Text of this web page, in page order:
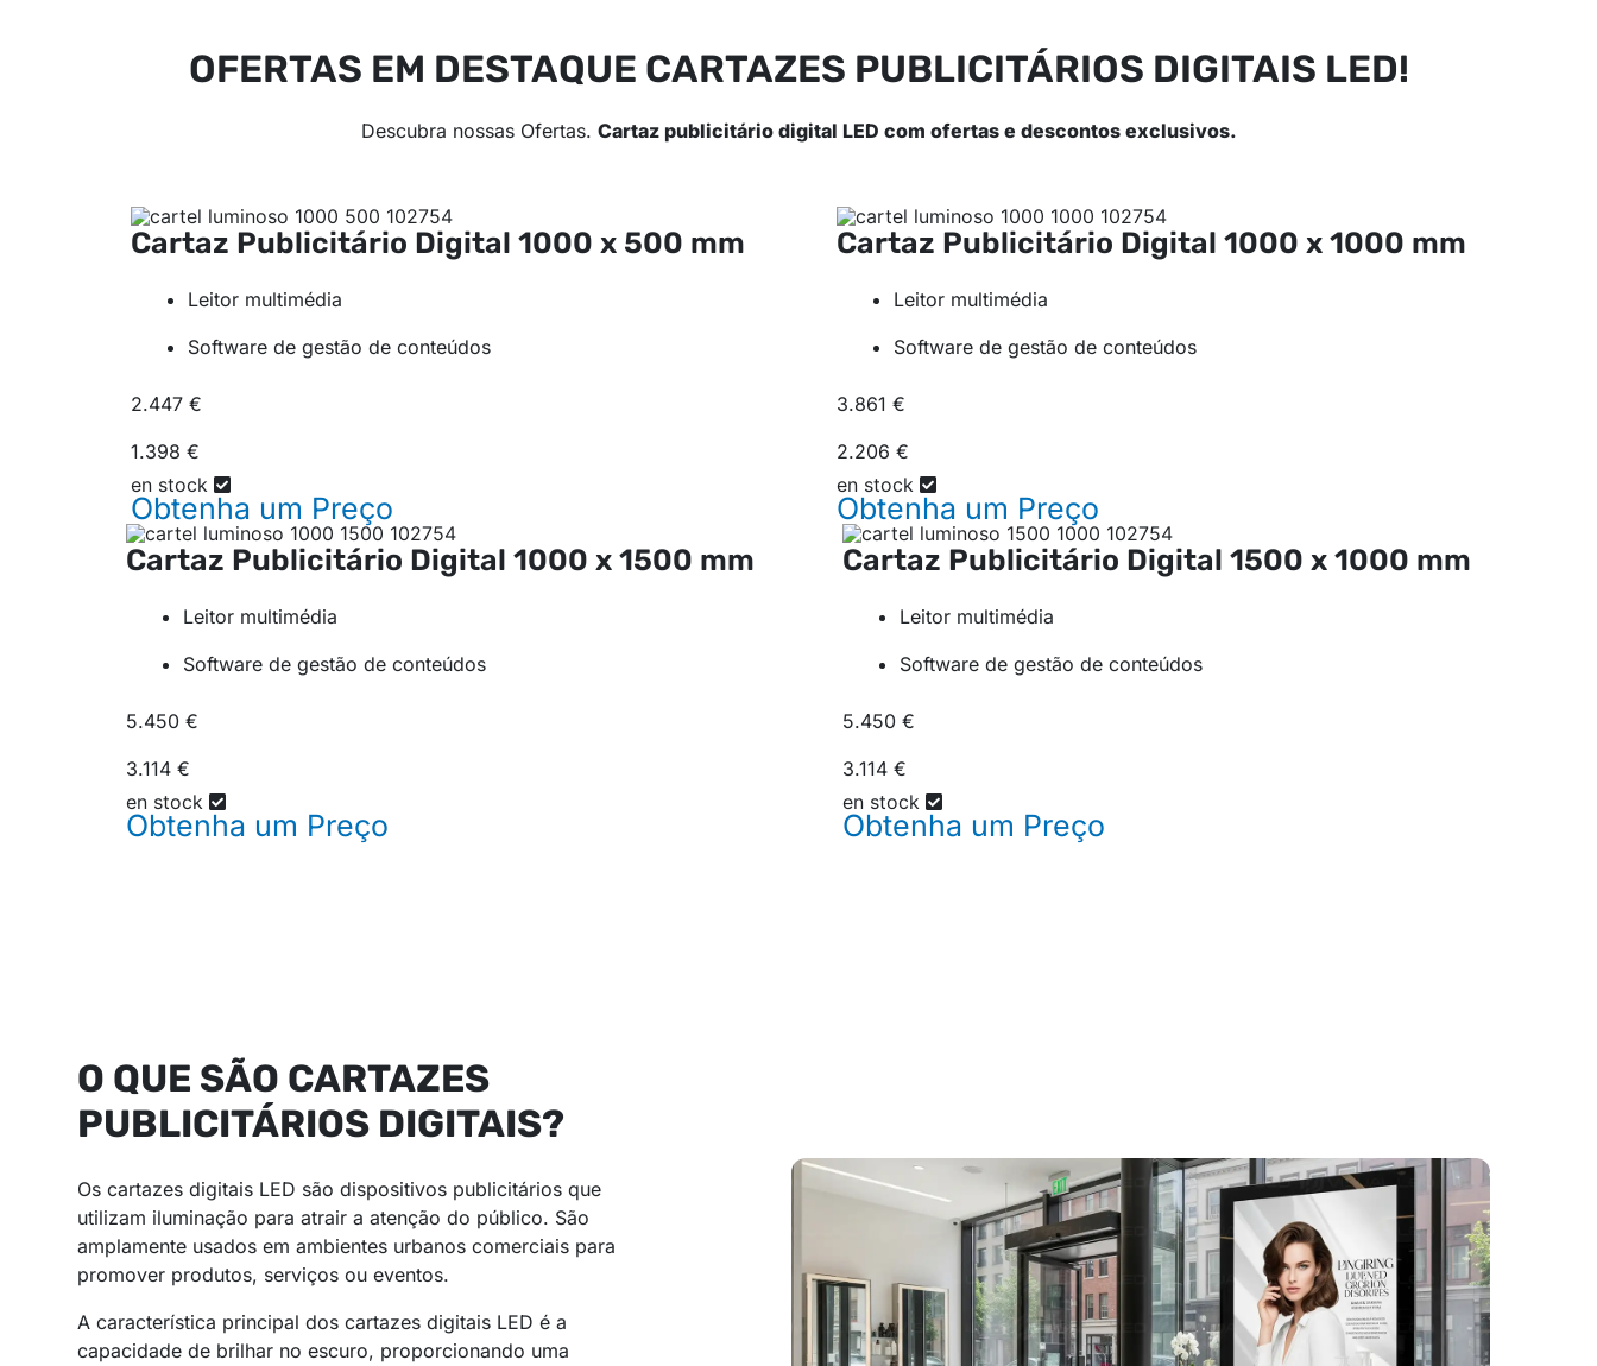
OFERTAS EM DESTAQUE CARTAZES PUBLICITÁRIOS DIGITAIS LED!
Descubra nossas Ofertas. Cartaz publicitário digital LED com ofertas e descontos exclusivos.
Cartaz Publicitário Digital 1000 x 500 mm
Leitor multimédia
Software de gestão de conteúdos
2.447 €
1.398 €
en stock
Obtenha um Preço
Cartaz Publicitário Digital1000 x 1000 mm
Leitor multimédia
Software de gestão de conteúdos
3.861 €
2.206 €
en stock
Obtenha um Preço
Cartaz Publicitário Digital 1000 x 1500 mm
Leitor multimédia
Software de gestão de conteúdos
5.450 €
3.114 €
en stock
Obtenha um Preço
Cartaz Publicitário Digital 1500 x 1000 mm
Leitor multimédia
Software de gestão de conteúdos
5.450 €
3.114 €
en stock
Obtenha um Preço
O QUE SÃO CARTAZES
PUBLICITÁRIOS DIGITAIS?
Os cartazes digitais LED são dispositivos publicitários que
utilizam iluminação para atrair a atenção do público. São
amplamente usados em ambientes urbanos comerciais para
promover produtos, serviços ou eventos.
A característica principal dos cartazes digitais LED é a
capacidade de brilhar no escuro, proporcionando uma